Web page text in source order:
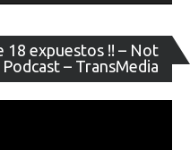
18 expuestos !! – Not
Podcast – TransMedia
de